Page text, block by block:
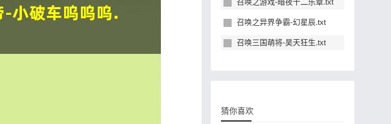
召唤之游戏-暗夜十二乐章.txt
召唤之异界争霸-幻星辰.txt
召唤三国萌将-昊天狂生.txt
猜你喜欢